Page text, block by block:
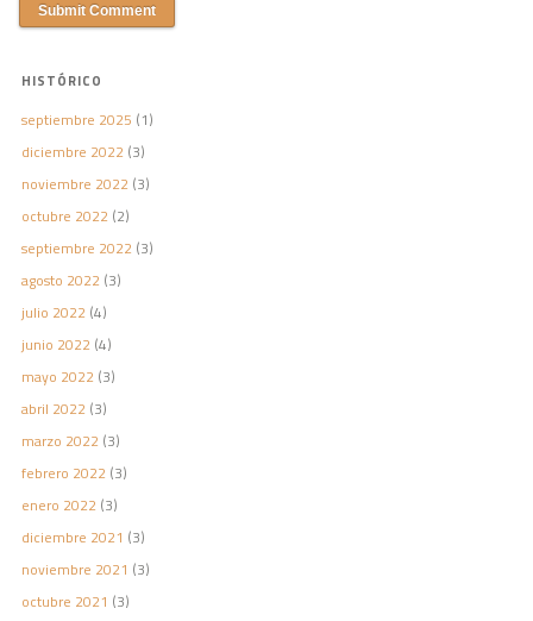
HISTÓRICO
septiembre 2025 (1)
diciembre 2022 (3)
noviembre 2022 (3)
octubre 2022 (2)
septiembre 2022 (3)
agosto 2022 (3)
julio 2022 (4)
junio 2022 (4)
mayo 2022 (3)
abril 2022 (3)
marzo 2022 (3)
febrero 2022 (3)
enero 2022 (3)
diciembre 2021 (3)
noviembre 2021 (3)
octubre 2021 (3)